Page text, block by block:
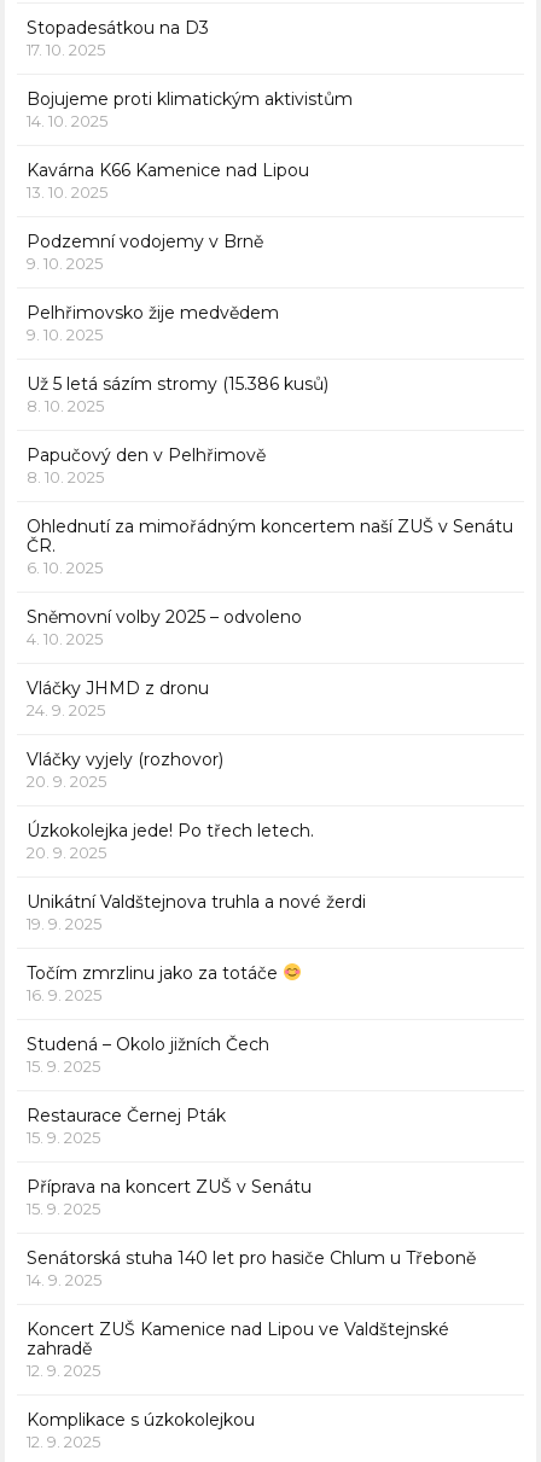
Stopadesátkou na D3
17. 10. 2025
Bojujeme proti klimatickým aktivistům
14. 10. 2025
Kavárna K66 Kamenice nad Lipou
13. 10. 2025
Podzemní vodojemy v Brně
9. 10. 2025
Pelhřimovsko žije medvědem
9. 10. 2025
Už 5 letá sázím stromy (15.386 kusů)
8. 10. 2025
Papučový den v Pelhřimově
8. 10. 2025
Ohlednutí za mimořádným koncertem naší ZUŠ v Senátu
ČR.
6. 10. 2025
Sněmovní volby 2025 – odvoleno
4. 10. 2025
Vláčky JHMD z dronu
24. 9. 2025
Vláčky vyjely (rozhovor)
20. 9. 2025
Úzkokolejka jede! Po třech letech.
20. 9. 2025
Unikátní Valdštejnova truhla a nové žerdi
19. 9. 2025
Točím zmrzlinu jako za totáče
16. 9. 2025
Studená – Okolo jižních Čech
15. 9. 2025
Restaurace Černej Pták
15. 9. 2025
Příprava na koncert ZUŠ v Senátu
15. 9. 2025
Senátorská stuha 140 let pro hasiče Chlum u Třeboně
14. 9. 2025
Koncert ZUŠ Kamenice nad Lipou ve Valdštejnské
zahradě
12. 9. 2025
Komplikace s úzkokolejkou
12. 9. 2025